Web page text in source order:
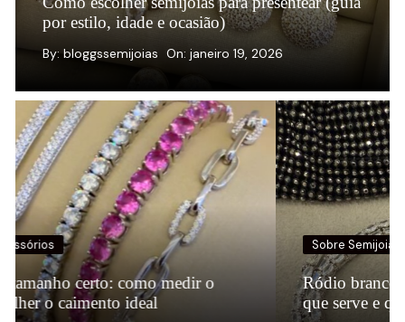
por estilo, idade e ocasião)
By: bloggssemijoias On:janeiro 19, 2026
Sobre Semijoias
Ródio branco e ródio negro: o que é, para
que serve e quando escolher